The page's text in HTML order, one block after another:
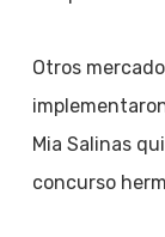
Otros
Mia Salinas
concurso